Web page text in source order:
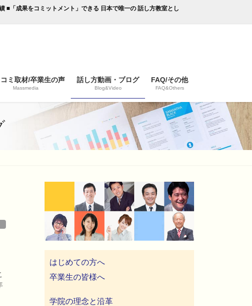
■「成果をコミットメント」できる 日本で唯一の 話し方教室とし
ミ取材/卒業生の声
Massmedia
話し方動画・ブログ
Blog&Video
FAQ/その他
FAQ&Others
はじめての方へ
卒業生の皆様へ
学院の理念と沿革